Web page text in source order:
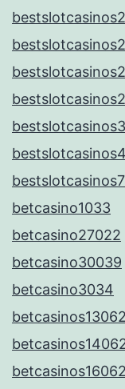
betcasino1033
betcasino27022
betcasino30039
betcasino3034